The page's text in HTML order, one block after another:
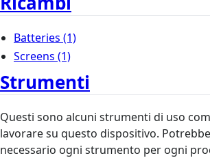
Batteries (1)
Screens (1)
Strumenti
Questi sono alcuni strumenti di uso
lavorare su questo dispositivo.
necessario ogni strumento per ogni